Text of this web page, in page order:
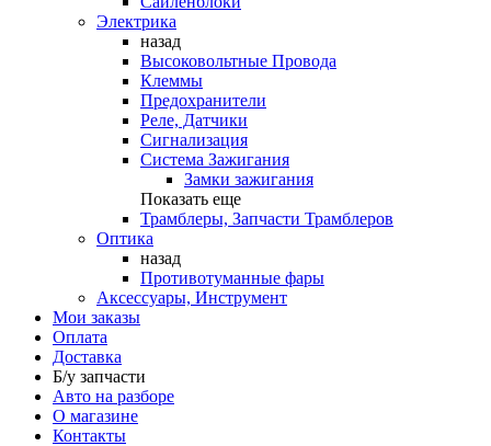
Электрика
назад
Высоковольтные Провода
Клеммы
Предохранители
Реле, Датчики
Сигнализация
Система Зажигания
Замки зажигания
Показать еще
Трамблеры, Запчасти Трамблеров
Оптика
назад
Противотуманные фары
Аксессуары, Инструмент
Мои заказы
Оплата
Доставка
Б/у запчасти
Авто на разборе
О магазине
Контакты